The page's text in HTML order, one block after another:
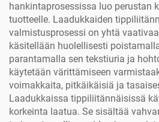
hankintaprosessissa luo perustan
tuotteelle. Laadukkaiden
valmistusprosessi on yhtä
käsitellään huolellisesti
parantamalla sen tekstiuria ja
käytetään värittämiseen
voimakkaita, pitkäikäisiä ja
Laadukkaissa tippiliitännäisissä
korkeinta laatua. Se sisältää